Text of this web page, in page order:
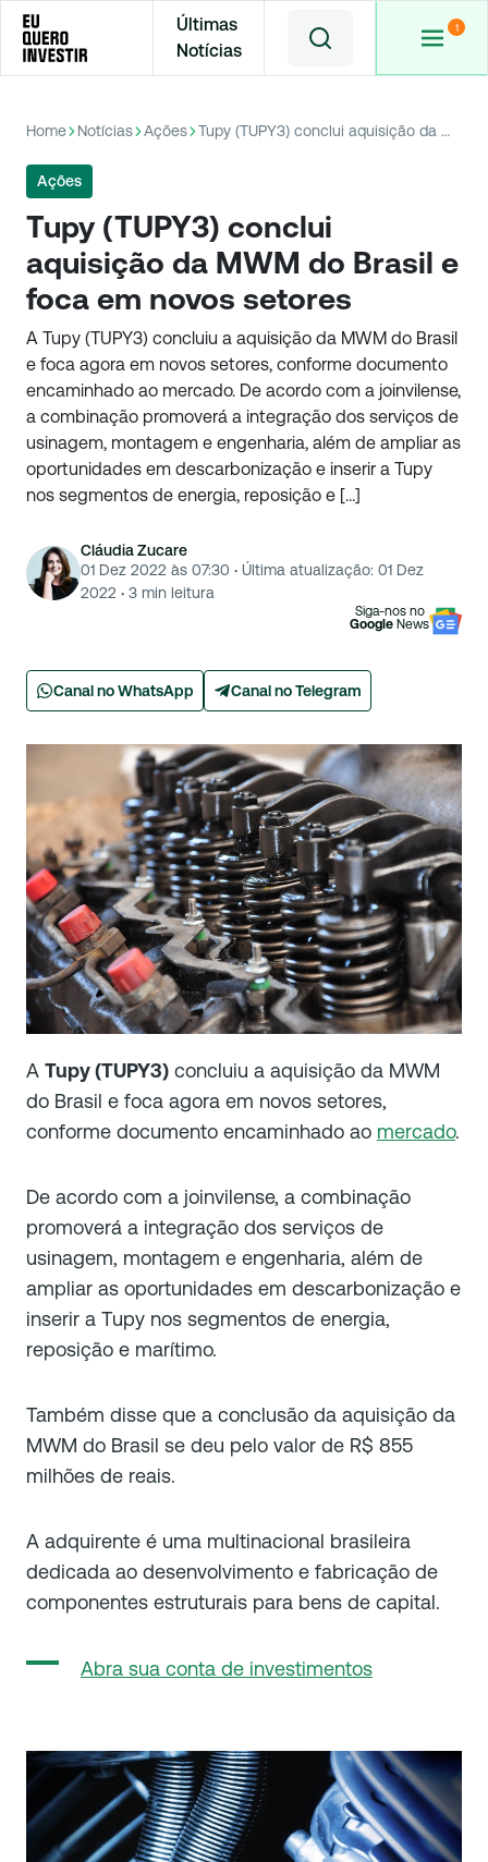
Últimas
Notícias
Home Notícias Ações Tupy (TUPY3) conclui aquisição da MWM do Brasil e foca em novos setores
Ações
Tupy (TUPY3) conclui
aquisição da MWM do Brasil e
foca em novos setores
A Tupy (TUPY3) concluiu a aquisição da MWM do Brasil
e foca agora em novos setores, conforme documento
encaminhado ao mercado. De acordo com a joinvilense,
a combinação promoverá a integração dos serviços de
usinagem, montagem e engenharia, além de ampliar as
oportunidades em descarbonização e inserir a Tupy
nos segmentos de energia, reposição e […]
Cláudia Zucare
01 Dez 2022 às 07:30 · Última atualização: 01 Dez
2022 · 3 min leitura
Siga-nos no
Google News
Canal no WhatsApp Canal no Telegram
A Tupy (TUPY3) concluiu a aquisição da MWM
do Brasil e foca agora em novos setores,
conforme documento encaminhado ao mercado.
De acordo com a joinvilense, a combinação
promoverá a integração dos serviços de
usinagem, montagem e engenharia, além de
ampliar as oportunidades em descarbonização e
inserir a Tupy nos segmentos de energia,
reposição e marítimo.
Também disse que a conclusão da aquisição da
MWM do Brasil se deu pelo valor de R$ 855
milhões de reais.
A adquirente é uma multinacional brasileira
dedicada ao desenvolvimento e fabricação de
componentes estruturais para bens de capital.
Abra sua conta de investimentos